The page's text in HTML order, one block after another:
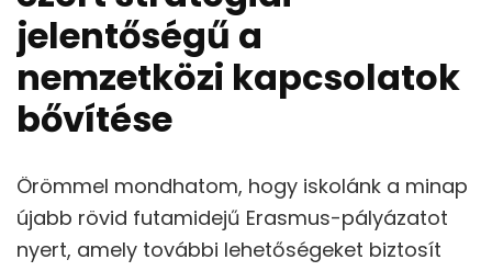
jelentőségű a
nemzetközi kapcsolatok
bővítése
Örömmel mondhatom, hogy iskolánk a minap
újabb rövid futamidejű Erasmus-pályázatot
nyert, amely további lehetőségeket biztosít